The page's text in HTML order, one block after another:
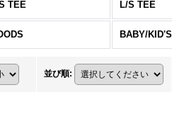
TEE L/S TEE
BABY/KID'S
並び順: